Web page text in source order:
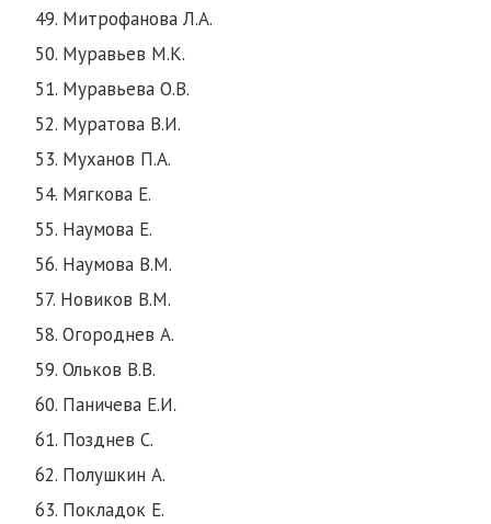
49. Митрофанова Л.А.
50. Муравьев М.К.
51. Муравьева О.В.
52. Муратова В.И.
53. Муханов П.А.
54. Мягкова Е.
55. Наумова Е.
56. Наумова В.М.
57. Новиков В.М.
58. Огороднев А.
59. Ольков В.В.
60. Паничева Е.И.
61. Позднев С.
62. Полушкин А.
63. Покладок Е.